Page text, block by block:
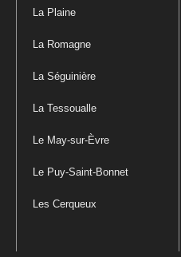
La Plaine
La Romagne
La Séguinière
La Tessoualle
Le May-sur-Èvre
Le Puy-Saint-Bonnet
Les Cerqueux